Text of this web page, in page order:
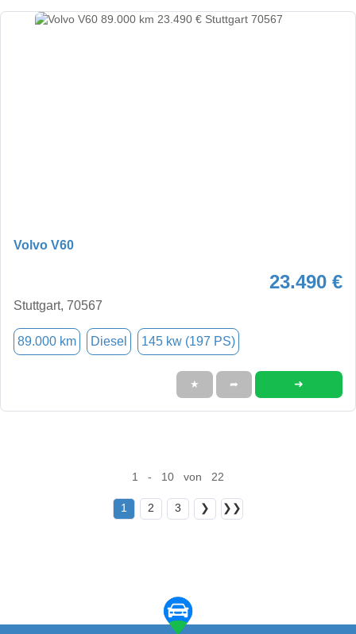
Volvo V60
23.490 €
Stuttgart, 70567
89.000 km Diesel 145 kw (197 PS)
★ ➦ ➜
1 - 10 von 22
1 2 3 ❯ ❯❯